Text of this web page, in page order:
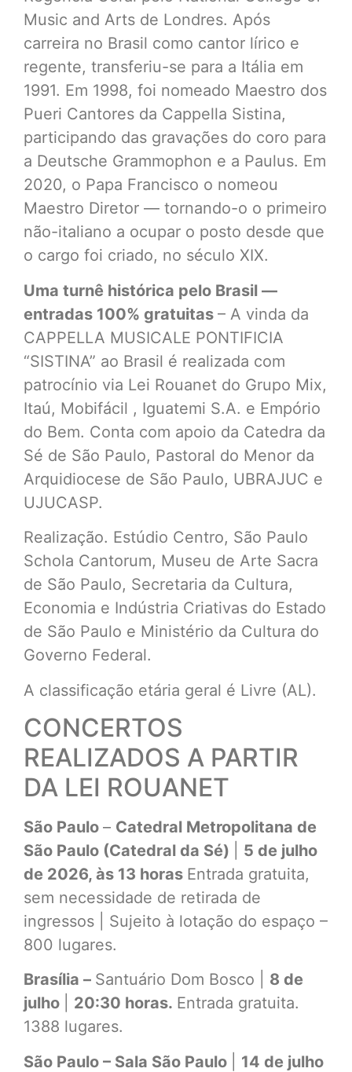
Music and Arts de Londres. Após
carreira no Brasil como cantor lírico e
regente, transferiu-se para a Itália em
1991. Em 1998, foi nomeado Maestro dos
Pueri Cantores da Cappella Sistina,
participando das gravações do coro para
a Deutsche Grammophon e a Paulus. Em
2020, o Papa Francisco o nomeou
Maestro Diretor — tornando-o o primeiro
não-italiano a ocupar o posto desde que
o cargo foi criado, no século XIX.
Uma turnê histórica pelo Brasil —
entradas 100% gratuitas – A vinda da
CAPPELLA MUSICALE PONTIFICIA
“SISTINA” ao Brasil é realizada com
patrocínio via Lei Rouanet do Grupo Mix,
Itaú, Mobifácil , Iguatemi S.A. e Empório
do Bem. Conta com apoio da Catedra da
Sé de São Paulo, Pastoral do Menor da
Arquidiocese de São Paulo, UBRAJUC e
UJUCASP.
Realização. Estúdio Centro, São Paulo
Schola Cantorum, Museu de Arte Sacra
de São Paulo, Secretaria da Cultura,
Economia e Indústria Criativas do Estado
de São Paulo e Ministério da Cultura do
Governo Federal.
A classificação etária geral é Livre (AL).
CONCERTOS
REALIZADOS A PARTIR
DA LEI ROUANET
São Paulo – Catedral Metropolitana de
São Paulo (Catedral da Sé)
5 de julho
de 2026, às 13 horas Entrada gratuita,
sem necessidade de retirada de
ingressos | Sujeito à lotação do espaço –
800 lugares.
Brasília – Santuário Dom Bosco | 8 de
julho
20:30 horas. Entrada gratuita.
1388 lugares.
São Paulo – Sala São Paulo
14 de julho